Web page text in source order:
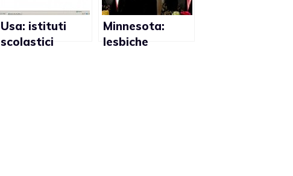
Usa: istituti
scolastici
Minnesota:
lesbiche